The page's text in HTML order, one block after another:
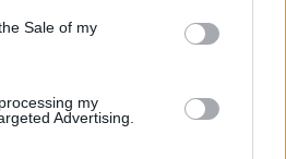
Sale of my
my
Advertising.